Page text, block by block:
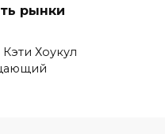
рынки
Хоукул